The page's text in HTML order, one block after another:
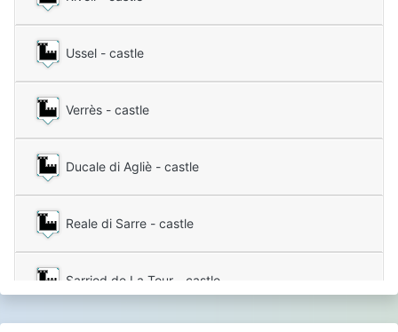
Ussel - castle
Verrès - castle
Ducale di Agliè - castle
Reale di Sarre - castle
Sarriod de La Tour - castle